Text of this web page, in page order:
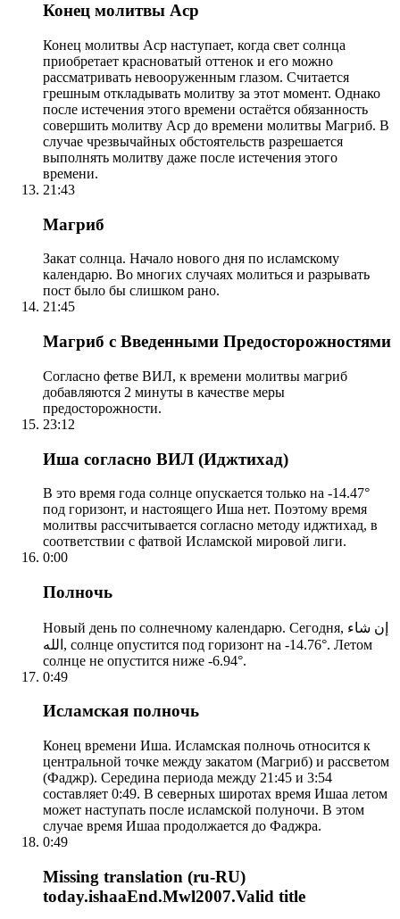
Конец молитвы Аср
Конец молитвы Аср наступает, когда свет солнца
приобретает красноватый оттенок и его можно
рассматривать невооруженным глазом. Считается
грешным откладывать молитву за этот момент. Однако
после истечения этого времени остаётся обязанность
совершить молитву Аср до времени молитвы Магриб. В
случае чрезвычайных обстоятельств разрешается
выполнять молитву даже после истечения этого
времени.
21:43
Магриб
Закат солнца. Начало нового дня по исламскому
календарю. Во многих случаях молиться и разрывать
пост было бы слишком рано.
21:45
Магриб с Введенными Предосторожностями
Согласно фетве ВИЛ, к времени молитвы магриб
добавляются 2 минуты в качестве меры
предосторожности.
23:12
Иша согласно ВИЛ (Иджтихад)
В это время года солнце опускается только на -14.47°
под горизонт, и настоящего Иша нет. Поэтому время
молитвы рассчитывается согласно методу иджтихад, в
соответствии с фатвой Исламской мировой лиги.
0:00
Полночь
Новый день по солнечному календарю. Сегодня, إن شاء
الله, солнце опустится под горизонт на -14.76°. Летом
солнце не опустится ниже -6.94°.
0:49
Исламская полночь
Конец времени Иша. Исламская полночь относится к
центральной точке между закатом (Магриб) и рассветом
(Фаджр). Середина периода между 21:45 и 3:54
составляет 0:49. В северных широтах время Ишаа летом
может наступать после исламской полуночи. В этом
случае время Ишаа продолжается до Фаджра.
0:49
Missing translation (ru-RU)
today.ishaaEnd.Mwl2007.Valid title